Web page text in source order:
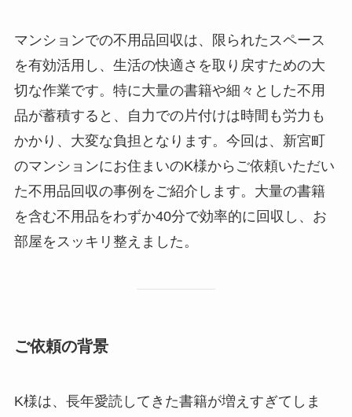
マンションでの不用品回収は、限られたスペース
を有効活用し、生活の快適さを取り戻すための大
切な作業です。特に大量の書籍や細々とした不用
品が蓄積すると、自力での片付けは時間も労力も
かかり、大変な負担となります。今回は、新宮町
のマンションにお住まいのK様からご依頼いただい
た不用品回収の事例をご紹介します。大量の書籍
を含む不用品をわずか40分で効率的に回収し、お
部屋をスッキリ整えました。
ご依頼の背景
K様は、長年愛読してきた書籍が増えすぎてしま